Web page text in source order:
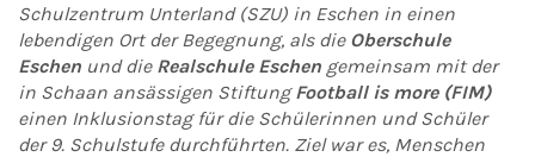
Schulzentrum Unterland (SZU) in Eschen in einen
lebendigen Ort der Begegnung, als die Oberschule
Eschen und die Realschule Eschen gemeinsam mit der
in Schaan ansässigen StiftungFootball is more (FIM)
einen Inklusionstag für die Schülerinnen und Schüler
der 9. Schulstufe durchführten. Ziel war es, Menschen